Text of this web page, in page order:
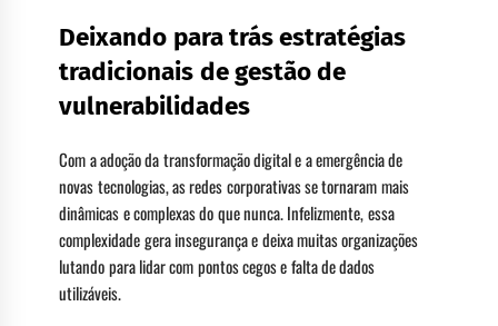
Deixando para trás estratégias
tradicionais de gestão de
vulnerabilidades
Com a adoção da transformação digital e a emergência de
novas tecnologias, as redes corporativas se tornaram mais
dinâmicas e complexas do que nunca. Infelizmente, essa
complexidade gera insegurança e deixa muitas organizações
lutando para lidar com pontos cegos e falta de dados
utilizáveis.